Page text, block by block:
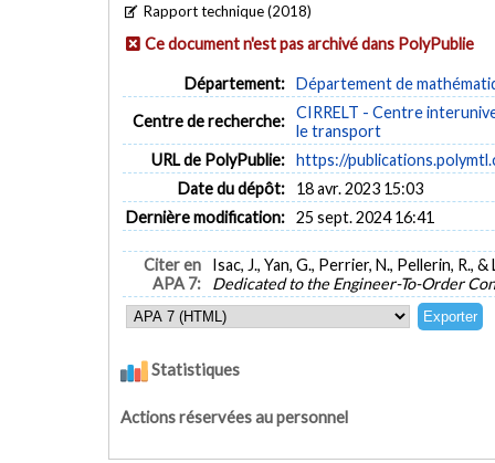
Rapport technique (2018)
Ce document n'est pas archivé dans PolyPublie
Département: Département de
Centre de recherche: CIRRELT - Centre
le transport
URL de PolyPublie: https://
Date du dépôt:
18 avr. 2023 15:03
Dernière modification: 25 sept. 2024 16:41
Citer en
APA 7:
Isac, J., Yan, G., Perrier, N., Pellerin, R.,
Dedicated to the Engineer-To-Order
Statistiques
Actions réservées au personnel